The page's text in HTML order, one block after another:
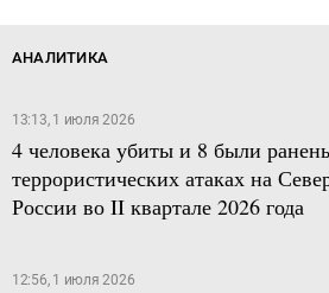
АНАЛИТИКА
13:13, 1 июля 2026
4 человека убиты и 8 были
террористических атаках на
России во II квартале 2026 года
12:56, 1 июля 2026